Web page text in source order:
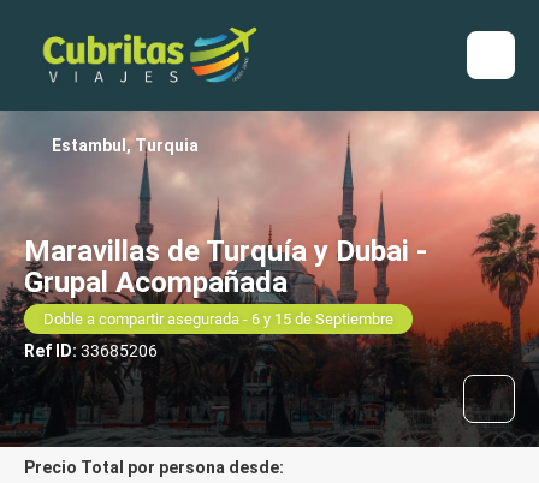
Maravillas de Turquía y Dubai -
Grupal Acompañada
Doble a compartir asegurada - 6 y 15 de Septiembre
Ref ID:33685206
Estambul, Turquia
Precio Total por persona desde: